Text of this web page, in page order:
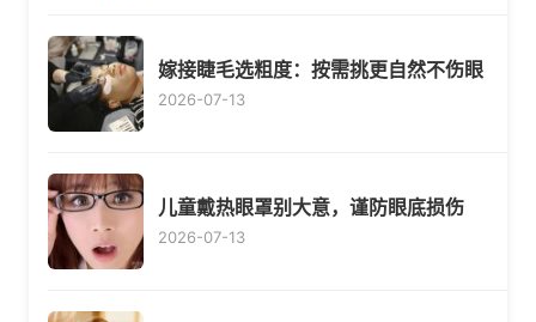
嫁接睫毛选粗度：按需挑更自然不伤眼
2026-07-13
儿童戴热眼罩别大意，谨防眼底损伤
2026-07-13